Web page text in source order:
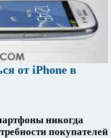
от iPhone в
никогда
покупателей